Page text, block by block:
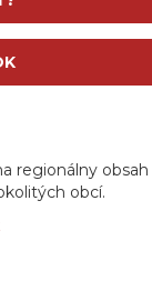
regionálny obsah
obcí.